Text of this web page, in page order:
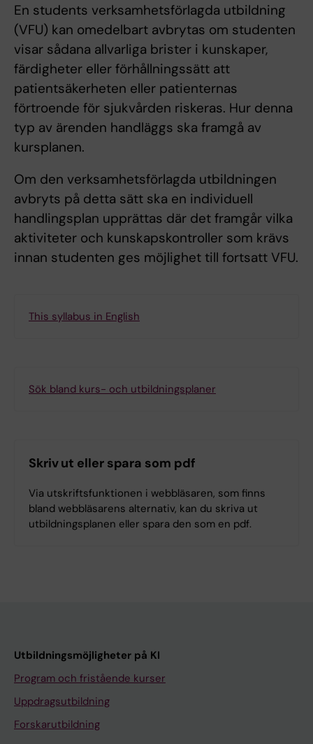
En students verksamhetsförlagda utbildning
(VFU) kan omedelbart avbrytas om studenten
visar sådana allvarliga brister i kunskaper,
färdigheter eller förhållningssätt att
patientsäkerheten eller patienternas
förtroende för sjukvården riskeras. Hur denna
typ av ärenden handläggs ska framgå av
kursplanen.
Om den verksamhetsförlagda utbildningen
avbryts på detta sätt ska en individuell
handlingsplan upprättas där det framgår vilka
aktiviteter och kunskapskontroller som krävs
innan studenten ges möjlighet till fortsatt VFU.
This syllabus in English
Sök bland kurs- och utbildningsplaner
Skriv ut eller spara som pdf
Via utskriftsfunktionen i webbläsaren, som finns
bland webbläsarens alternativ, kan du skriva ut
utbildningsplanen eller spara den som en pdf.
Utbildningsmöjligheter på KI
Program och fristående kurser
Uppdragsutbildning
Forskarutbildning